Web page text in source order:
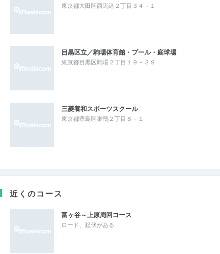
東京都大田区西馬込２丁目３４－１
目黒区立／駒場体育館・プール・庭球場
東京都目黒区駒場２丁目１９－３９
三菱養和スポーツスクール
東京都豊島区巣鴨２丁目８－１
近くのコース
富ヶ谷～上原周回コース
ロード、起伏がある